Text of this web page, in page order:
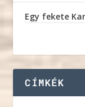
Egy fekete
CÍMKÉK